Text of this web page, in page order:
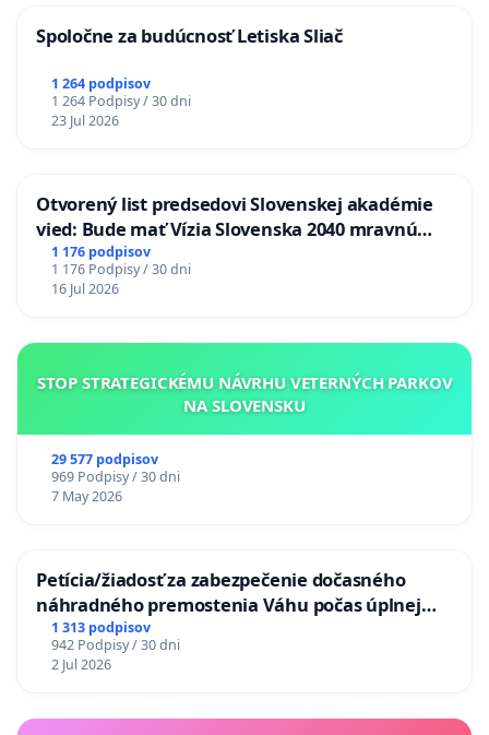
Spoločne za budúcnosť Letiska Sliač
1 264 podpisov
1 264 Podpisy / 30 dni
23 Jul 2026
Otvorený list predsedovi Slovenskej akadémie
vied: Bude mať Vízia Slovenska 2040 mravnú
chrbticu?
1 176 podpisov
1 176 Podpisy / 30 dni
16 Jul 2026
STOP STRATEGICKÉMU NÁVRHU VETERNÝCH PARKOV
NA SLOVENSKU
29 577 podpisov
969 Podpisy / 30 dni
7 May 2026
Petícia/žiadosť za zabezpečenie dočasného
náhradného premostenia Váhu počas úplnej
uzávery Vážskeho mosta v Komárne
1 313 podpisov
942 Podpisy / 30 dni
2 Jul 2026